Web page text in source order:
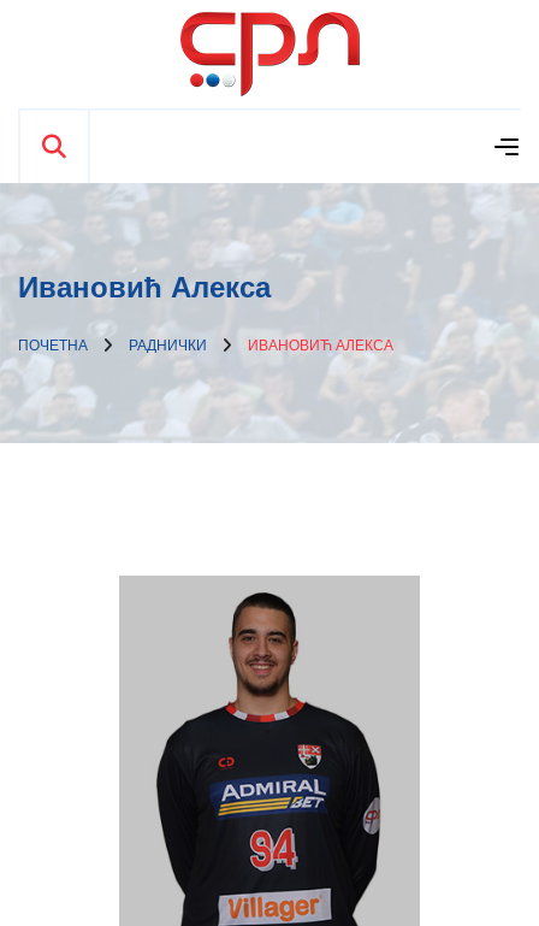
Ивановић Алекса
ПОЧЕТНА РАДНИЧКИ ИВАНОВИЋ АЛЕКСА